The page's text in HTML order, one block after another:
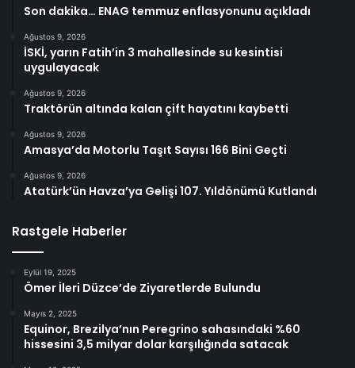
Son dakika… ENAG temmuz enflasyonunu açıkladı
Ağustos 9, 2026
İSKİ, yarın Fatih’in 3 mahallesinde su kesintisi
uygulayacak
Ağustos 9, 2026
Traktörün altında kalan çift hayatını kaybetti
Ağustos 9, 2026
Amasya’da Motorlu Taşıt Sayısı 166 Bini Geçti
Ağustos 9, 2026
Atatürk’ün Havza’ya Gelişi 107. Yıldönümü Kutlandı
Rastgele Haberler
Eylül 19, 2025
Ömer İleri Düzce’de Ziyaretlerde Bulundu
Mayıs 2, 2025
Equinor, Brezilya’nın Peregrino sahasındaki %60
hissesini 3,5 milyar dolar karşılığında satacak